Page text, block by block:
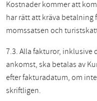
Kostnader kommer att
har rätt att kräva betalning
momssatsen och
7.3. Alla fakturor, inklusive
ankomst, ska betalas av
efter fakturadatum, om
skriftligen.